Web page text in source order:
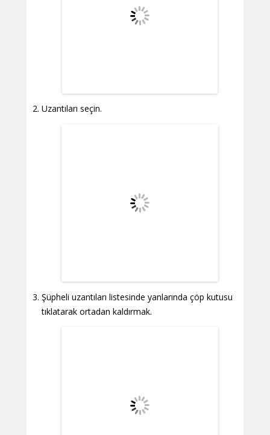
Uzantıları seçin.
Şüpheli uzantıları listesinde yanlarında çöp kutusu
tıklatarak ortadan kaldırmak.